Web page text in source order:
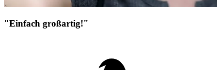
"Einfach großartig!"